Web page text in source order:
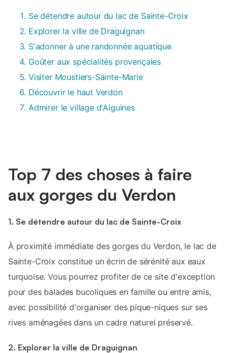
Se détendre autour du lac de Sainte-Croix
Explorer la ville de Draguignan
S'adonner à une randonnée aquatique
Goûter aux spécialités provençales
Visiter Moustiers-Sainte-Marie
Découvrir le haut Verdon
Admirer le village d'Aiguines
Top 7 des choses à faire
aux gorges du Verdon
1. Se détendre autour du lac de Sainte-Croix
À proximité immédiate des gorges du Verdon, le lac de
Sainte-Croix constitue un écrin de sérénité aux eaux
turquoise. Vous pourrez profiter de ce site d'exception
pour des balades bucoliques en famille ou entre amis,
avec possibilité d'organiser des pique-niques sur ses
rives aménagées dans un cadre naturel préservé.
2. Explorer la ville de Draguignan